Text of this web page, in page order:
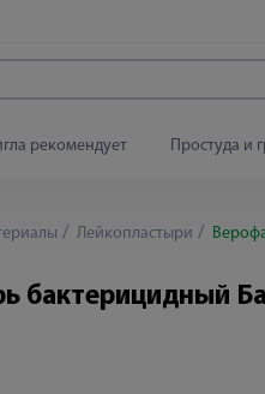
рекомендует Простуда и
Лейкопластыри
бактерицидный